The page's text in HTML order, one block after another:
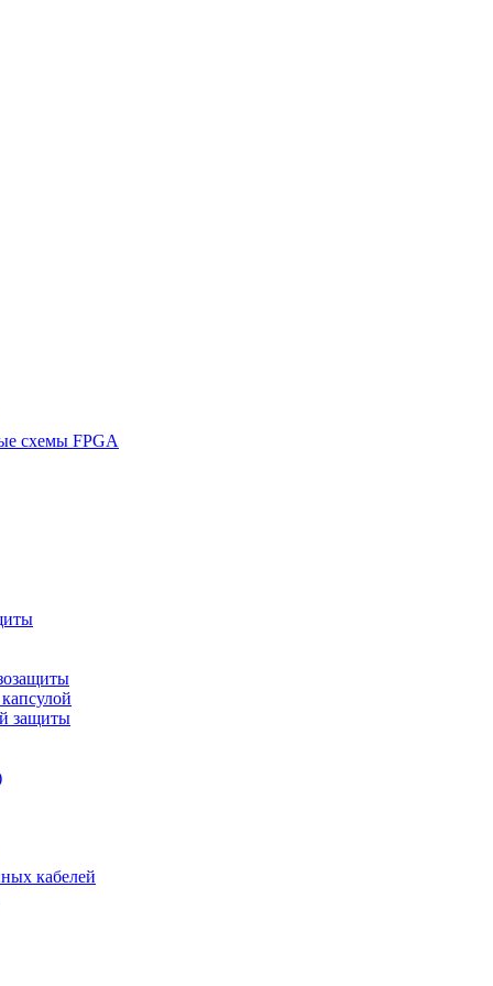
схемы FPGA
защиты
кабелей